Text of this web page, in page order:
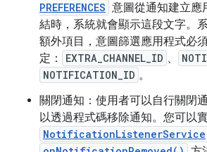
PREFERENCES 意圖從通知建立應
結時，系統就會顯示這段文字。
額外項目，意圖篩選應用程式必
定：
EXTRA_CHANNEL_ID 、
NOTIFICATION_ID 。
關閉通知：使用者可以自行關閉
以透過程式碼移除通知。您可以
NotificationListenerService